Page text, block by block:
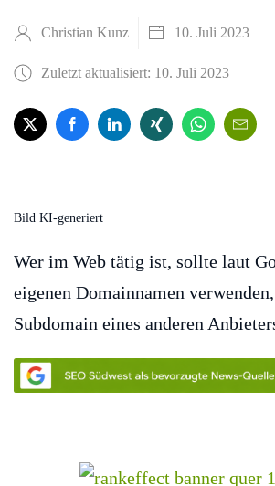
Christian Kunz 10. Juli 2023
Zuletzt aktualisiert: 10. Juli 2023
Bild KI-generiert
Wer im Web tätig ist, sollte laut
eigenen Domainnamen
Subdomain eines anderen